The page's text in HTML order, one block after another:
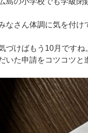
なさん体調に気を付け
づけばもう10月です
いた申請をコツコツと